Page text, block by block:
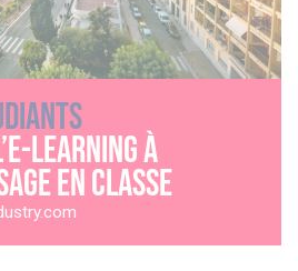
learning à
en classe